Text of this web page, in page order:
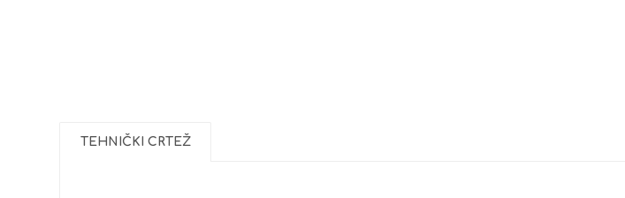
TEHNIČKI CRTEŽ